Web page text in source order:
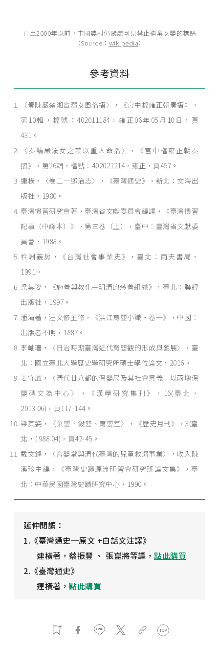
直至2000年以前，中國農村仍隨處可見禁止遺棄女嬰的標語
（Source： wikipedia）
參考資料
〈奏陳嚴禁湘省溺女風俗摺〉，《宮中檔雍正朝奏摺》，
第10輯，檔號：402011184，雍正06年05月10日，頁
431。
〈奏請嚴溺女之禁以重人命摺〉，《宮中檔雍正朝奏
摺》，第26輯，檔號：402021214，雍正，頁457。
連橫，〈卷二一鄉治志〉，《臺灣通史》，新北：文海出
版社，1980。
臺灣慣習研究會著，臺灣省文獻委員會編譯，《臺灣慣習
記事（中譯本）》，第三卷（上），臺中：臺灣省文獻委
員會，1988。
杵淵義房，《台灣社會事業史》，臺北：南天書局，
1991。
梁其姿，《施善與教化—明清的慈善組織》，臺北：聯經
出版社，1997。
潘清著，汪文修主修，《洪江育嬰小識・卷一》，中國：
出版者不明，1887。
李岫珊，〈日治時期臺灣近代育嬰觀的形成與發展〉，臺
北：國立臺北大學歷史學研究所碩士學位論文，2016。
姜守誠，〈清代廿八都的保嬰局及其社會意義－以兩塊保
嬰碑文為中心〉，《漢學研究集刊》，16(臺北，
2013.06)，頁117-144。
梁其姿，〈棄嬰、殺嬰、育嬰堂〉，《歷史月刊》，3(臺
北，1988.04)，頁42-45。
戴文鋒，〈育嬰堂與清代臺灣的兒童救濟事業〉，收入陳
溪珍主編，《臺灣史蹟源流研習會研究班論文集》，臺
北：中華民國臺灣史蹟研究中心，1990。
延伸閱讀：
1.《臺灣通史─原文 +白話文注譯》
連橫著，蔡振豐 、 張崑將等譯， 點此購買
2.《臺灣通史》
連橫著， 點此購買